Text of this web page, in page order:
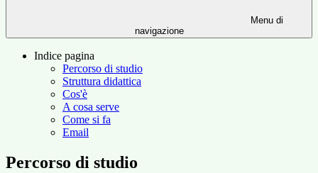
Menu di
navigazione
Indice pagina
Percorso di studio
Struttura didattica
Cos'è
A cosa serve
Come si fa
Email
Percorso di studio